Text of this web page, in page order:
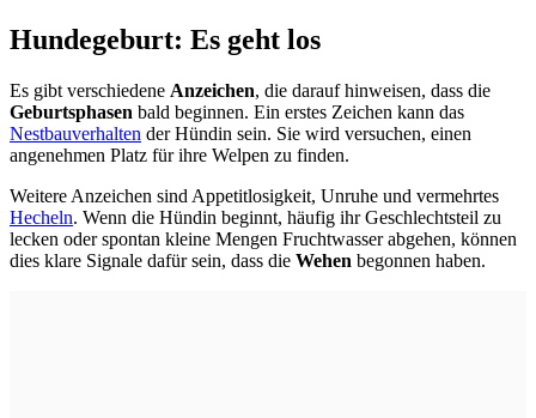
Hundegeburt: Es geht los
Es gibt verschiedene Anzeichen, die darauf hinweisen, dass die
Geburtsphasen bald beginnen. Ein erstes Zeichen kann das
Nestbauverhalten der Hündin sein. Sie wird versuchen, einen
angenehmen Platz für ihre Welpen zu finden.
Weitere Anzeichen sind Appetitlosigkeit, Unruhe und vermehrtes
Hecheln. Wenn die Hündin beginnt, häufig ihr Geschlechtsteil zu
lecken oder spontan kleine Mengen Fruchtwasser abgehen, können
dies klare Signale dafür sein, dass die Wehen begonnen haben.